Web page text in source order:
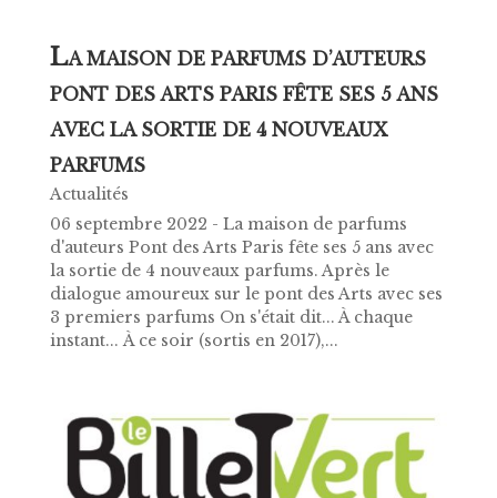
LA MAISON DE PARFUMS D’AUTEURS
PONT DES ARTS PARIS FÊTE SES 5 ANS
AVEC LA SORTIE DE 4 NOUVEAUX
PARFUMS
Actualités
06 septembre 2022 - La maison de parfums
d'auteurs Pont des Arts Paris fête ses 5 ans avec
la sortie de 4 nouveaux parfums. Après le
dialogue amoureux sur le pont des Arts avec ses
3 premiers parfums On s'était dit... À chaque
instant... À ce soir (sortis en 2017),...